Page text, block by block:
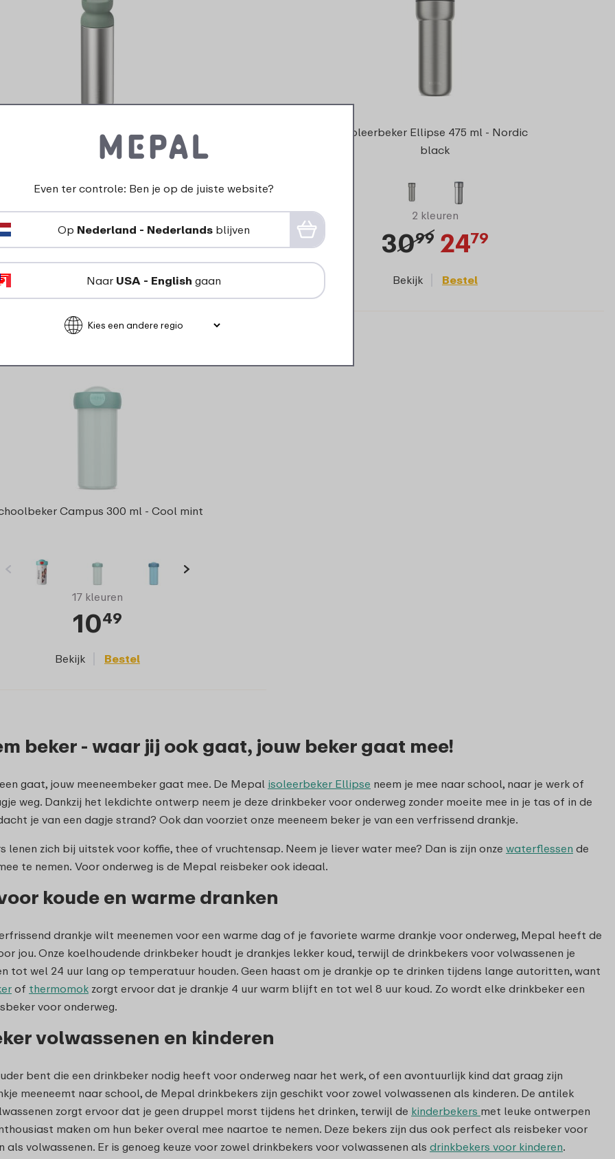
isoleer theebeker 500 ml – Nordic
sage
2799
Bestel
Isoleerbeker Ellipse 475 ml - Nordic
black
2 kleuren
3099 2479
Bekijk Bestel
Campus 300 ml - Cool mint
17 kleuren
1049
Bekijk Bestel
beker - waar jij ook gaat, jouw beker gaat mee!
gaat, jouw meeneembeker gaat mee. De Mepal isoleerbeker Ellipse neem je mee naar school, naar je werk of
weg. Dankzij het lekdichte ontwerp neem je deze drinkbeker voor onderweg zonder moeite mee in je tas of in de
je van een dagje strand? Ook dan voorziet onze meeneem beker je van een verfrissend drankje.
lenen zich bij uitstek voor koffie, thee of vruchtensap. Neem je liever water mee? Dan is zijn onze waterflessen de
te nemen. Voor onderweg is de Mepal reisbeker ook ideaal.
koude en warme dranken
drankje wilt meenemen voor een warme dag of je favoriete warme drankje voor onderweg, Mepal heeft de
jou. Onze koelhoudende drinkbeker houdt je drankjes lekker koud, terwijl de drinkbekers voor volwassenen je
tot wel 24 uur lang op temperatuur houden. Geen haast om je drankje op te drinken tijdens lange autoritten, want
of thermomok zorgt ervoor dat je drankje 4 uur warm blijft en tot wel 8 uur koud. Zo wordt elke drinkbeker een
voor onderweg.
volwassenen en kinderen
bent die een drinkbeker nodig heeft voor onderweg naar het werk, of een avontuurlijk kind dat graag zijn
meeneemt naar school, de Mepal drinkbekers zijn geschikt voor zowel volwassenen als kinderen. De antilek
zorgt ervoor dat je geen druppel morst tijdens het drinken, terwijl de kinderbekers met leuke ontwerpen
maken om hun beker overal mee naartoe te nemen. Deze bekers zijn dus ook perfect als reisbeker voor
als volwassenen. Er is genoeg keuze voor zowel drinkbekers voor volwassenen als drinkbekers voor kinderen.
Even ter controle: Ben je op de juiste website?
Op Nederland - Nederlands blijven
Naar USA - English gaan